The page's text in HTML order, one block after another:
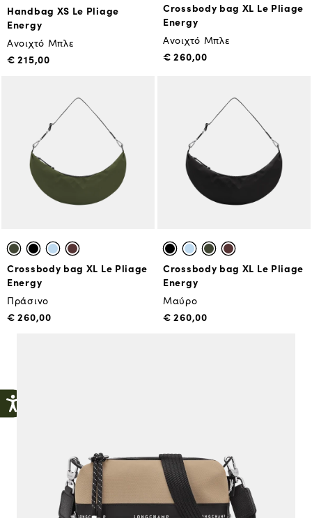
Handbag XS Le Pliage
Energy
Ανοιχτό Μπλε
€ 215,00
Crossbody bag XL Le Pliage
Energy
Ανοιχτό Μπλε
€ 260,00
Crossbody bag XL Le Pliage
Energy
Πράσινο
€ 260,00
Crossbody bag XL Le Pliage
Energy
Μαύρο
€ 260,00